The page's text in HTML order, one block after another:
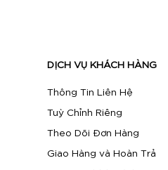
DỊCH VỤ KHÁCH HÀNG
Thông Tin Liên Hệ
Tuỳ Chỉnh Riêng
Theo Dõi Đơn Hàng
Giao Hàng và Hoàn Trả